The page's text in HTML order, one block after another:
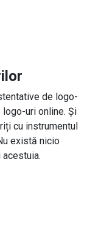
de logo-
uri online. Și
cu instrumentul
există nicio